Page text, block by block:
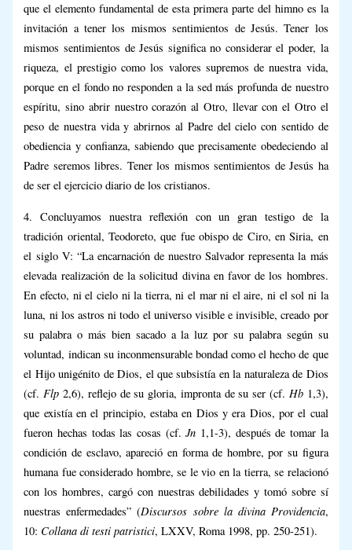
que el elemento fundamental de esta primera parte del himno es la
invitación a tener los mismos sentimientos de Jesús. Tener los
mismos sentimientos de Jesús significa no considerar el poder, la
riqueza, el prestigio como los valores supremos de nuestra vida,
porque en el fondo no responden a la sed más profunda de nuestro
espíritu, sino abrir nuestro corazón al Otro, llevar con el Otro el
peso de nuestra vida y abrirnos al Padre del cielo con sentido de
obediencia y confianza, sabiendo que precisamente obedeciendo al
Padre seremos libres. Tener los mismos sentimientos de Jesús ha
de ser el ejercicio diario de los cristianos.
4. Concluyamos nuestra reflexión con un gran testigo de la
tradición oriental, Teodoreto, que fue obispo de Ciro, en Siria, en
el siglo V: “La encarnación de nuestro Salvador representa la más
elevada realización de la solicitud divina en favor de los hombres.
En efecto, ni el cielo ni la tierra, ni el mar ni el aire, ni el sol ni la
luna, ni los astros ni todo el universo visible e invisible, creado por
su palabra o más bien sacado a la luz por su palabra según su
voluntad, indican su inconmensurable bondad como el hecho de que
el Hijo unigénito de Dios, el que subsistía en la naturaleza de Dios
(cf.Flp 2,6), reflejo de su gloria, impronta de su ser (cf. Hb1,3),
que existía en el principio, estaba en Dios y era Dios, por el cual
fueron hechas todas las cosas (cf.Jn 1,1-3), después de tomar la
condición de esclavo, apareció en forma de hombre, por su figura
humana fue considerado hombre, se le vio en la tierra, se relacionó
con los hombres, cargó con nuestras debilidades y tomó sobre sí
nuestras enfermedades” (Discursos sobre la divina Providencia,
10: Collana di testi patristici, LXXV, Roma 1998, pp. 250-251).